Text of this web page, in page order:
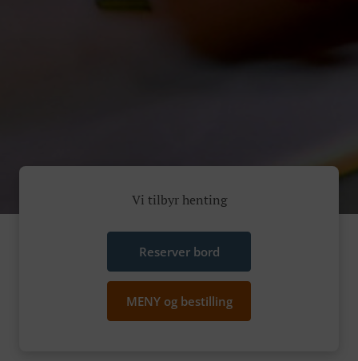
Vi tilbyr henting
Reserver bord
MENY og bestilling